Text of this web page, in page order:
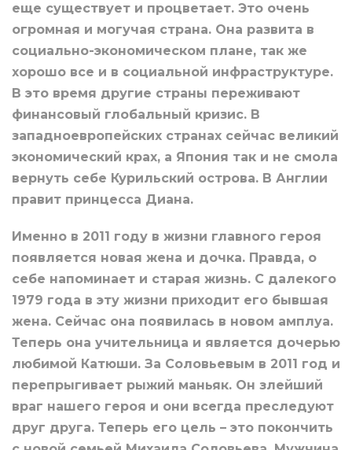
еще существует и процветает. Это очень
огромная и могучая страна. Она развита в
социально-экономическом плане, так же
хорошо все и в социальной инфраструктуре.
В это время другие страны переживают
финансовый глобальный кризис. В
западноевропейских странах сейчас великий
экономический крах, а Япония так и не смола
вернуть себе Курильский острова. В Англии
правит принцесса Диана.
Именно в 2011 году в жизни главного героя
появляется новая жена и дочка. Правда, о
себе напоминает и старая жизнь. С далекого
1979 года в эту жизни приходит его бывшая
жена. Сейчас она появилась в новом амплуа.
Теперь она учительница и является дочерью
любимой Катюши. За Соловьевым в 2011 год и
перепрыгивает рыжий маньяк. Он злейший
враг нашего героя и они всегда преследуют
друг друга. Теперь его цель – это покончить